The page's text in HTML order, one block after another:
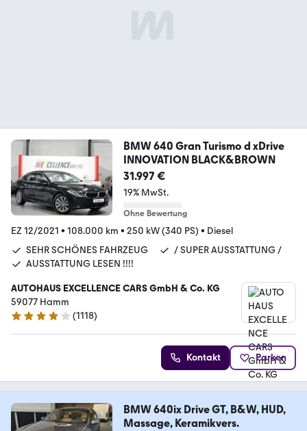
BMW 640 Gran Turismo d xDrive
INNOVATION BLACK&BROWN
31.997 €
19% MwSt.
Ohne Bewertung
EZ 12/2021 • 108.000 km • 250 kW (340 PS) • Diesel
SEHR SCHÖNES FAHRZEUG
/ SUPER AUSSTATTUNG /
AUSSTATTUNG LESEN !!!!
AUTOHAUS EXCELLENCE CARS GmbH & Co. KG
59077 Hamm
4.2 Sterne
(1118)
Kontakt Parken
BMW 640ix Drive GT, B&W, HUD,
Massage, Keramikvers.